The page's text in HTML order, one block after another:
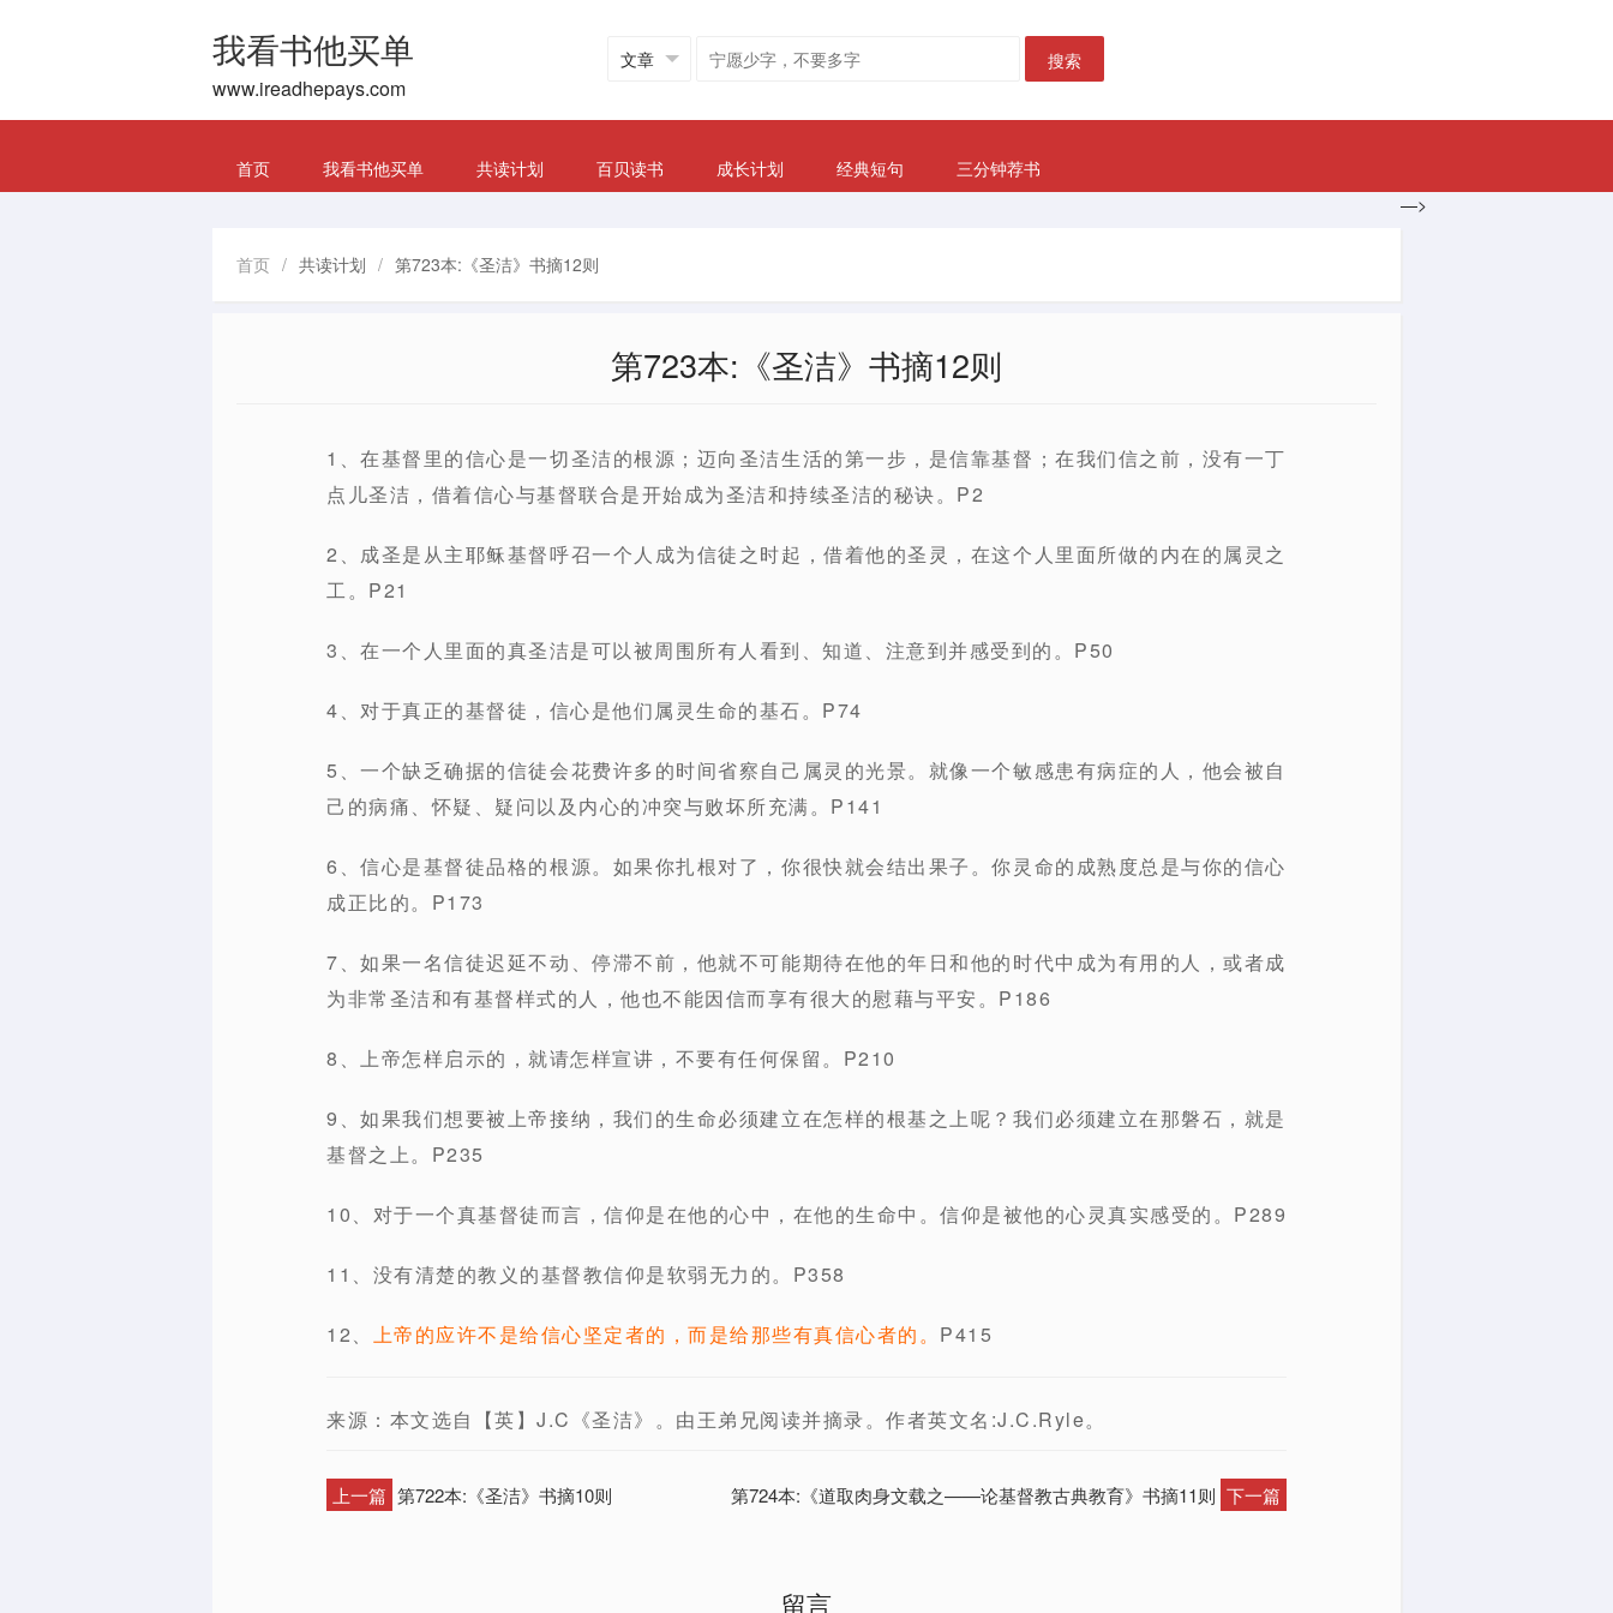
我看书他买单
www.ireadhepays.com
搜索
首页 我看书他买单 共读计划 百贝读书 成长计划 经典短句
三分钟荐书
—>
首页 / 共读计划 / 第723本:《圣洁》书摘12则
第723本:《圣洁》书摘12则
1、在基督里的信心是一切圣洁的根源；迈向圣洁生活的第一步，是信靠基督；在我们信之前，没有一丁
点儿圣洁，借着信心与基督联合是开始成为圣洁和持续圣洁的秘诀。P2
2、成圣是从主耶稣基督呼召一个人成为信徒之时起，借着他的圣灵，在这个人里面所做的内在的属灵之
工。P21
3、在一个人里面的真圣洁是可以被周围所有人看到、知道、注意到并感受到的。P50
4、对于真正的基督徒，信心是他们属灵生命的基石。P74
5、一个缺乏确据的信徒会花费许多的时间省察自己属灵的光景。就像一个敏感患有病症的人，他会被自
己的病痛、怀疑、疑问以及内心的冲突与败坏所充满。P141
6、信心是基督徒品格的根源。如果你扎根对了，你很快就会结出果子。你灵命的成熟度总是与你的信心
成正比的。P173
7、如果一名信徒迟延不动、停滞不前，他就不可能期待在他的年日和他的时代中成为有用的人，或者成
为非常圣洁和有基督样式的人，他也不能因信而享有很大的慰藉与平安。P186
8、上帝怎样启示的，就请怎样宣讲，不要有任何保留。P210
9、如果我们想要被上帝接纳，我们的生命必须建立在怎样的根基之上呢？我们必须建立在那磐石，就是
基督之上。P235
10、对于一个真基督徒而言，信仰是在他的心中，在他的生命中。信仰是被他的心灵真实感受的。P289
11、没有清楚的教义的基督教信仰是软弱无力的。P358
12、 上帝的应许不是给信心坚定者的，而是给那些有真信心者的。 P415
来源：本文选自【英】J.C《圣洁》。由王弟兄阅读并摘录。作者英文名:J.C.Ryle。
上一篇 第722本:《圣洁》书摘10则 第724本:《道取肉身文载之——论基督教古典教育》书摘11则 下一篇
留言